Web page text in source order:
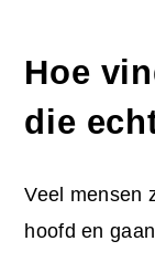
Hoe
die
Veel mensen
hoofd en